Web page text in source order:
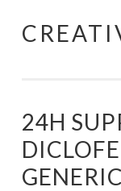
Skip
24H